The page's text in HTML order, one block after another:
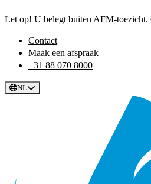
Let op! U belegt buiten AFM-
Contact
Maak een afspraak
+31 88 070 8000
NL